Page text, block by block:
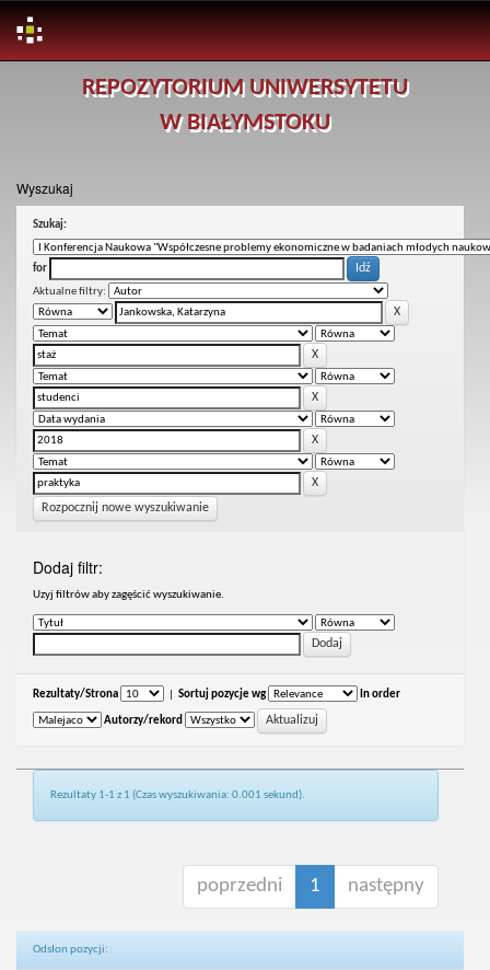
REPOZYTORIUM UNIWERSYTETU
W BIAŁYMSTOKU
Wyszukaj
Szukaj:
for
Aktualne filtry:
Rozpocznij nowe wyszukiwanie
Dodaj filtr:
Uzyj filtrów aby zagęścić wyszukiwanie.
Rezultaty/Strona Sortuj pozycje wg In order
Autorzy/rekord
Rezultaty 1-1 z 1 (Czas wyszukiwania: 0.001 sekund).
poprzedni 1 następny
Odsłon pozycji: